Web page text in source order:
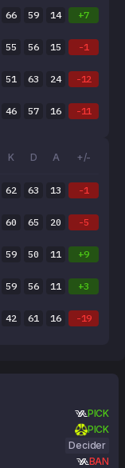
66 59 14 +7
55 56 15 -1
51 63 24 -12
46 57 16 -11
K D A +/-
62 63 13 -1
60 65 20 -5
59 50 11 +9
59 56 11 +3
42 61 16 -19
PICK
PICK
Decider
BAN